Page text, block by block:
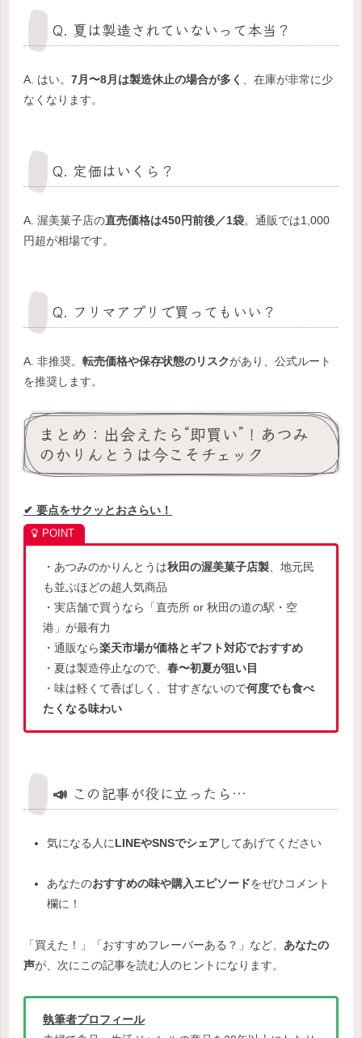
Q. 夏は製造されていないって本当？
A. はい。 7月〜8月は製造休止の場合が多く
、在庫が非常に少
なくなります。
Q. 定価はいくら？
A. 渥美菓子店の直売価格は450円前後／1袋。通販では1,000
円超が相場です。
Q. フリマアプリで買ってもいい？
A. 非推奨。 転売価格や保存状態のリスクがあり、公式ルート
を推奨します。
まとめ：出会えたら“即買い”！あつみ
のかりんとうは今こそチェック
✔ 要点をサクッとおさらい！
・あつみのかりんとうは秋田の渥美菓子店製 、地元民
も並ぶほどの超人気商品
・実店舗で買うなら「直売所 or 秋田の道の駅・空
港」が最有力
・通販なら楽天市場が価格とギフト対応でおすすめ
・夏は製造停止なので、 春〜初夏が狙い目
・味は軽くて香ばしく、甘すぎないので何度でも食べ
たくなる味わい
📣 この記事が役に立ったら…
気になる人にLINEやSNSでシェアしてあげてください
あなたのおすすめの味や購入エピソードをぜひコメント
欄に！
「買えた！」「おすすめフレーバーある？」など、 あなたの
声が、次にこの記事を読む人のヒントになります。
執筆者プロフィール